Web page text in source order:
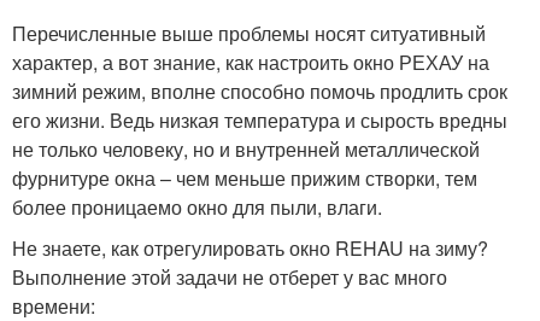
Перечисленные выше проблемы носят ситуативный
характер, а вот знание, как настроить окно РЕХАУ на
зимний режим, вполне способно помочь продлить срок
его жизни. Ведь низкая температура и сырость вредны
не только человеку, но и внутренней металлической
фурнитуре окна – чем меньше прижим створки, тем
более проницаемо окно для пыли, влаги.
Не знаете, как отрегулировать окно REHAU на зиму?
Выполнение этой задачи не отберет у вас много
времени: